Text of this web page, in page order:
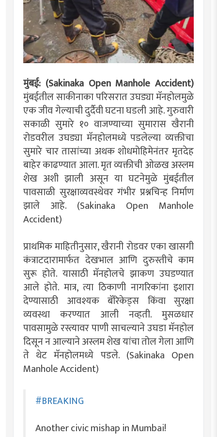
मुंबई: (Sakinaka Open Manhole Accident)
मुंबईतील साकीनाका परिसरात उघड्या मॅनहोलमुळे
एक जीव गेल्याची दुर्दैवी घटना घडली आहे. गुरुवारी
सकाळी सुमारे १० वाजण्याच्या सुमारास खैरानी
रोडवरील उघड्या मॅनहोलमध्ये पडलेल्या व्यक्तीचा
सुमारे चार तासांच्या अथक शोधमोहिमेनंतर मृतदेह
बाहेर काढण्यात आला. मृत व्यक्तीची ओळख अस्लम
शेख अशी झाली असून या घटनेमुळे मुंबईतील
पावसाळी सुरक्षाव्यवस्थेवर गंभीर प्रश्नचिन्ह निर्माण
झाले आहे. (Sakinaka Open Manhole
Accident)
प्राथमिक माहितीनुसार, खैरानी रोडवर एका खासगी
कंत्राटदारामार्फत देखभाल आणि दुरुस्तीचे काम
सुरू होते. यासाठी मॅनहोलचे झाकण उघडण्यात
आले होते. मात्र, त्या ठिकाणी नागरिकांना इशारा
देण्यासाठी आवश्यक बॅरिकेड्स किंवा सुरक्षा
व्यवस्था करण्यात आली नव्हती. मुसळधार
पावसामुळे रस्त्यावर पाणी साचल्याने उघडा मॅनहोल
दिसून न आल्याने अस्लम शेख यांचा तोल गेला आणि
ते थेट मॅनहोलमध्ये पडले. (Sakinaka Open
Manhole Accident)
#BREAKING
Another civic mishap in Mumbai!